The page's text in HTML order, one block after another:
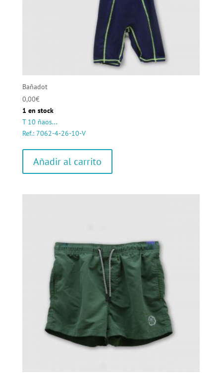
Bañadot
0,00€
1 en stock
T 10 ñaos...
Ref.: 7062-4-26-10-V
Añadir al carrito